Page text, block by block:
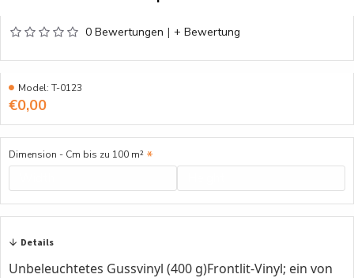
0 Bewertungen | + Bewertung
€0,00
Model: T-0123
Dimension - Cm bis zu 100 m²
Details
Unbeleuchtetes Gussvinyl (400 g)Frontlit-Vinyl; ein von